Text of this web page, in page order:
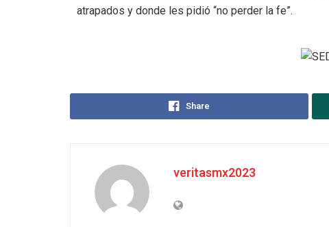
atrapados y donde les pidió “no perder la fe”.
Share
veritasmx2023